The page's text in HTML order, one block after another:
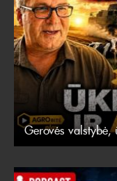
Gerovės